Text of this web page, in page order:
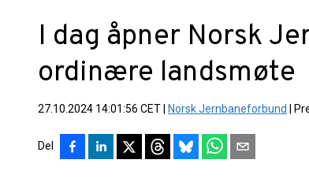
I dag åpner Norsk
ordinære landsmøte
27.10.2024 14:01:56 CET Norsk Jernbaneforbund
Del